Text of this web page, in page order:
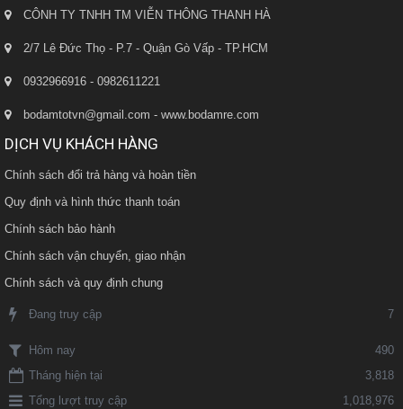
CÔNH TY TNHH TM VIỄN THÔNG THANH HÀ
2/7 Lê Đức Thọ - P.7 - Quận Gò Vấp - TP.HCM
0932966916 - 0982611221
bodamtotvn@gmail.com - www.bodamre.com
DỊCH VỤ KHÁCH HÀNG
Chính sách đổi trả hàng và hoàn tiền
Quy định và hình thức thanh toán
Chính sách bảo hành
Chính sách vận chuyển, giao nhận
Chính sách và quy định chung
Đang truy cập 7
Hôm nay
490
Tháng hiện tại
3,818
Tổng lượt truy cập
1,018,976